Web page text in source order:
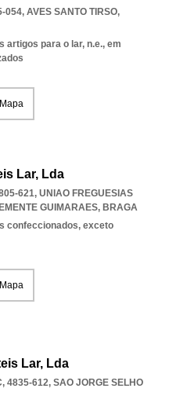
054, AVES SANTO TIRSO,
artigos para o lar, n.e., em
Lar, Lda
621, UNIAO FREGUESIAS
GUIMARAES, BRAGA
confeccionados, exceto
Lar, Lda
4835-612, SAO JORGE SELHO